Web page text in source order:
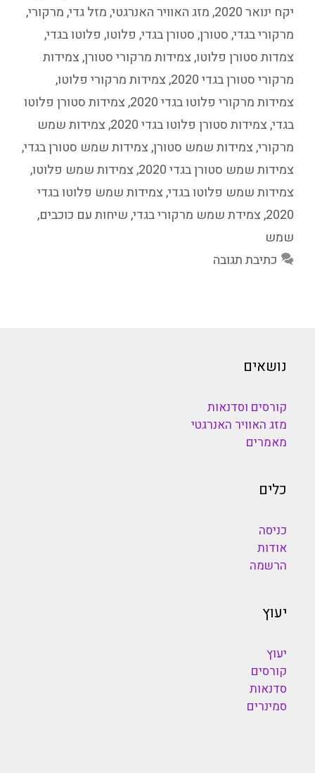
יקח ינואר 2020
,מזג האוויר האנרגטי,מזל גדי,מרקורי,
מרקורי בגדי,סטורן,סטורן בגדי, פלוטו, פלוטו בגדי,
צמדות סטורן פלוטו,צמידות מרקורי סטורן,צמידות
מרקורי סטורן בגדי 2020
,צמידות מרקורי פלוטו,
צמידות מרקורי פלוטו בגדי 2020
,צמידות סטורן פלוטו
בגדי,צמידות סטורן פלוטו בגדי 2020 ,צמידות שמש
מרקורי,צמידות שמש סטורן,צמידות שמש סטורן בגדי,
צמידות שמש סטורן בגדי 2020
,צמידות שמש פלוטו,
צמידות שמש פלוטו בגדי,צמידות שמש פלוטו בגדי
2020
,צמידת שמש מרקורי בגדי,שיחות עם כוכבים,
שמש
כתיבת תגובה
נושאים
קורסים וסדנאות
מזג האוויר האנרגטי
מאמרים
כלים
כניסה
אודות
הרשמה
יעוץ
יעוץ
קורסים
סדנאות
סמינרים